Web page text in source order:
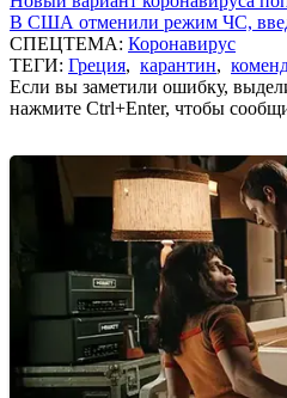
В США отменили режим ЧС,
СПЕЦТЕМА: Коронавирус
ТЕГИ: Греция, карантин,
Если вы заметили ошибку,
нажмите Ctrl+Enter, чтобы